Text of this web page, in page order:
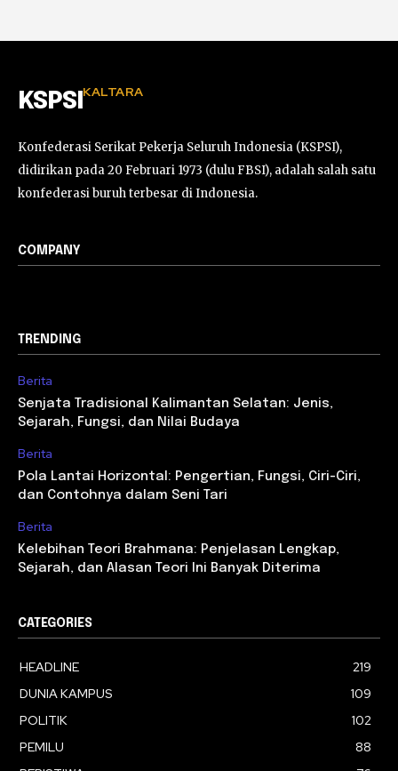
KSPSI KALTARA
Konfederasi Serikat Pekerja Seluruh Indonesia (KSPSI),
didirikan pada 20 Februari 1973 (dulu FBSI), adalah salah satu
konfederasi buruh terbesar di Indonesia.
COMPANY
TRENDING
Berita
Senjata Tradisional Kalimantan Selatan: Jenis,
Sejarah, Fungsi, dan Nilai Budaya
Berita
Pola Lantai Horizontal: Pengertian, Fungsi, Ciri-Ciri,
dan Contohnya dalam Seni Tari
Berita
Kelebihan Teori Brahmana: Penjelasan Lengkap,
Sejarah, dan Alasan Teori Ini Banyak Diterima
CATEGORIES
HEADLINE
219
DUNIA KAMPUS
109
POLITIK
102
PEMILU
88